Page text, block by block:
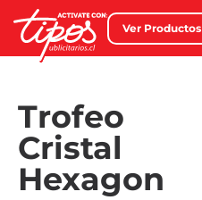
Ver Productos
Trofeo
Cristal
Hexagon